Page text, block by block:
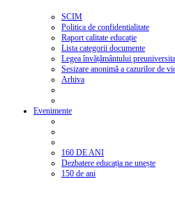
SCIM
Politica de confidentialitate
Raport calitate educație
Lista categorii documente
Legea învățământului
Sesizare anonimă a cazurilor de
Arhiva
Evenimente
160 DE ANI
Dezbatere educația ne unește
150 de ani